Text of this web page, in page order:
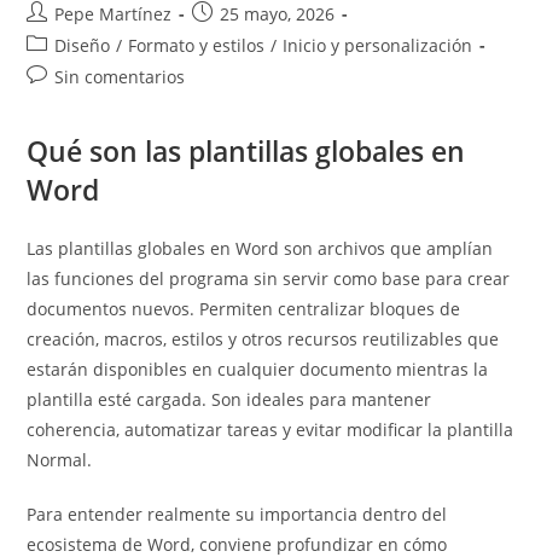
Autor
de
la
entrada:
Pepe Martínez
Publicación
de
la
25 mayo, 2026
Categoría
de
Diseño / Formato y estilos / Inicio y personalización
Comentarios
entrada:
Sin comentarios
Qué son las plantillas globales en
Word
Las plantillas globales en Word son archivos que amplían
las funciones del programa sin servir como base para crear
documentos nuevos. Permiten centralizar bloques de
creación, macros, estilos y otros recursos reutilizables que
estarán disponibles en cualquier documento mientras la
plantilla esté cargada. Son ideales para mantener
coherencia, automatizar tareas y evitar modificar la plantilla
Normal.
Para entender realmente su importancia dentro del
ecosistema de Word, conviene profundizar en cómo